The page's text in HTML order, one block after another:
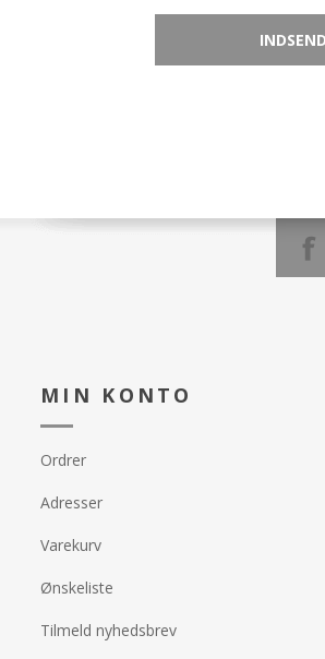
MIN KONTO
Ordrer
Adresser
Varekurv
Ønskeliste
Tilmeld nyhedsbrev